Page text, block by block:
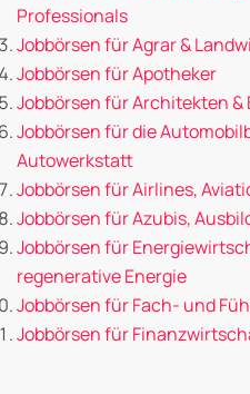
Professionals
Jobbörsen für Agrar &
Jobbörsen für Apotheker
Jobbörsen für Architekten
Jobbörsen für die
Autowerkstatt
Jobbörsen für Airlines,
Jobbörsen für Azubis,
Jobbörsen für
regenerative Energie
Jobbörsen für Fach- und
Jobbörsen für